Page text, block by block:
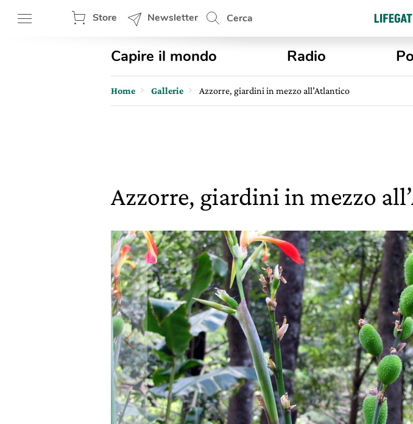
Store Newsletter Cerca
Capire il mondo Radio
Home Gallerie Azzorre, giardini in mezzo all’Atlantico
Azzorre, giardini in mezzo